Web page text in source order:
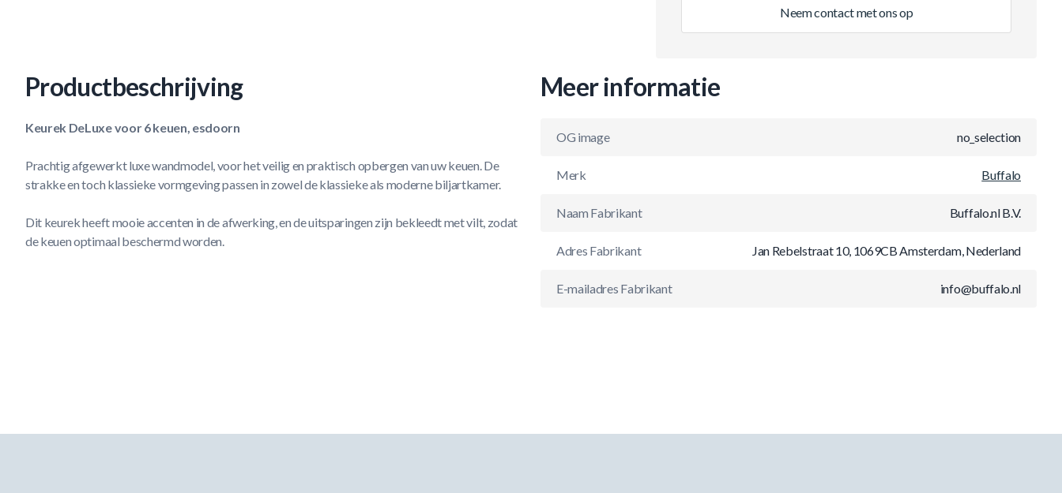
Neem contact met ons op
Productbeschrijving
Keurek DeLuxe voor 6 keuen, esdoorn
Prachtig afgewerkt luxe wandmodel, voor het veilig en praktisch opbergen van uw keuen. De
strakke en toch klassieke vormgeving passen in zowel de klassieke als moderne biljartkamer.
Dit keurek heeft mooie accenten in de afwerking, en de uitsparingen zijn bekleedt met vilt, zodat
de keuen optimaal beschermd worden.
Meer informatie
OG image no_selection
Merk Buffalo
Naam Fabrikant Buffalo.nl B.V.
Adres Fabrikant Jan Rebelstraat 10, 1069CB Amsterdam, Nederland
E-mailadres Fabrikant info@buffalo.nl